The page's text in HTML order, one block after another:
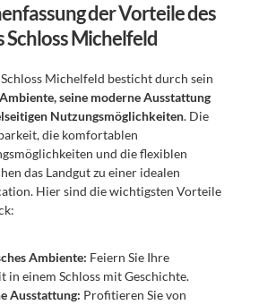
der Vorteile des
Schloss Michelfeld
seine moderne Ausstattung
Nutzungsmöglichkeiten. Die
die komfortablen
und die flexiblen
das Landgut zu einer idealen
Hier sind die wichtigsten Vorteile
Ambiente: Feiern Sie Ihre
in einem Schloss mit Geschichte.
Ausstattung: Profitieren Sie von